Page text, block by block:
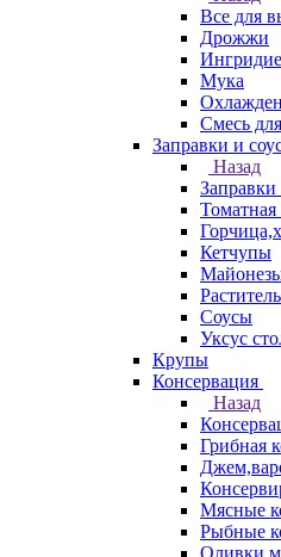
Все для
Дрожжи
Мука
Смесь
Заправки и
Назад
Томатная
Кетчупы
Соусы
Уксус
Крупы
Консервация
Назад
Грибная
Мясные
Рыбные